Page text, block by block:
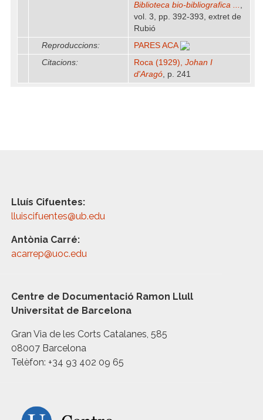
Biblioteca bio-bibliografica ... ,
vol. 3, pp. 392-393, extret de
Rubió
Reproduccions:
PARES ACA
Citacions:
Roca (1929), Johan I
d'Aragó, p. 241
Lluís Cifuentes:
lluiscifuentes@ub.edu
Antònia Carré:
acarrep@uoc.edu
Centre de Documentació Ramon Llull
Universitat de Barcelona
Gran Via de les Corts Catalanes, 585
08007 Barcelona
Telèfon: +34 93 402 09 65